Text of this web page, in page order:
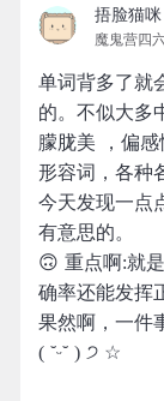
捂脸猫咪
魔鬼营四
单词背多了就
的。不似大多
朦胧美 ，偏
形容词，各种
今天发现一点
有意思的。
🙃 重点啊:就
确率还能发挥
果然啊，一件
( ˘ᵕ˘ ) ੭ ☆